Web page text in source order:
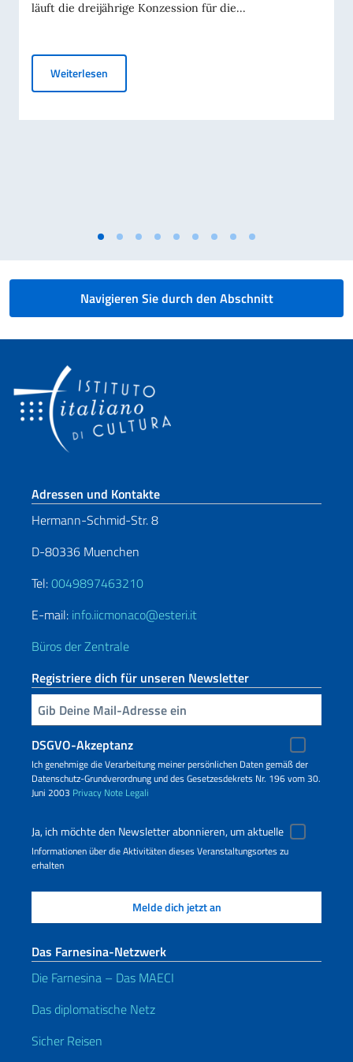
läuft die dreijährige Konzession für die...
Weiterlesen
Navigieren Sie durch den Abschnitt
Fußbereich
Adressen und Kontakte
Hermann-Schmid-Str. 8
D-80336 Muenchen
Tel:0049897463210
E-mail: info.iicmonaco@esteri.it
Büros der Zentrale
Registriere dich für unseren Newsletter
Geben Sie Ihre E-Mail ein
DSGVO-Akzeptanz
Ich genehmige die Verarbeitung meiner persönlichen Daten gemäß der
Datenschutz-Grundverordnung und des Gesetzesdekrets Nr. 196 vom 30.
Juni 2003 Privacy Note Legali
Ja, ich möchte den Newsletter abonnieren, um aktuelle
Informationen über die Aktivitäten dieses Veranstaltungsortes zu
erhalten
Das Farnesina-Netzwerk
Die Farnesina – Das MAECI
Das diplomatische Netz
Sicher Reisen